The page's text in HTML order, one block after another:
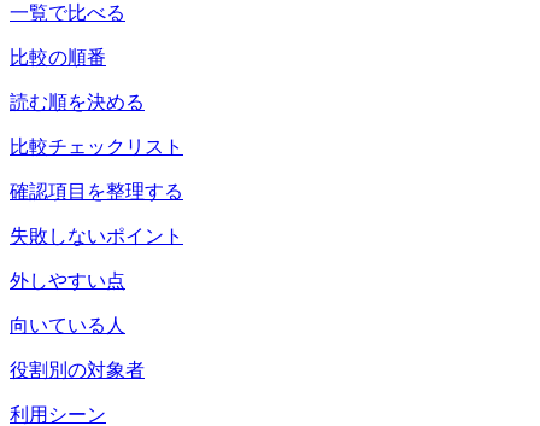
一覧で比べる
比較の順番
読む順を決める
比較チェックリスト
確認項目を整理する
失敗しないポイント
外しやすい点
向いている人
役割別の対象者
利用シーン